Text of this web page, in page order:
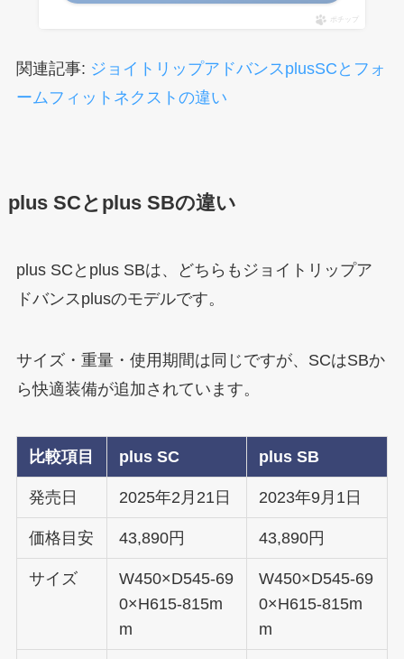
ポチップ
関連記事: ジョイトリップアドバンスplusSCとフォ
ームフィットネクストの違い
plus SCとplus SBの違い
plus SCとplus SBは、どちらもジョイトリップア
ドバンスplusのモデルです。
サイズ・重量・使用期間は同じですが、SCはSBか
ら快適装備が追加されています。
比較項目 plus SC plus SB
発売日 2025年2月21日 2023年9月1日
価格目安 43,890円 43,890円
サイズ
W450×D545-69
0×H615-815m
m
W450×D545-69
0×H615-815m
m